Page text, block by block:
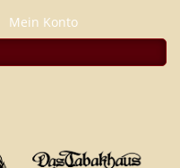
Mein Konto